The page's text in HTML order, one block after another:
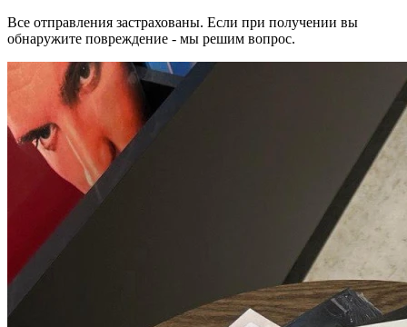
Все отправления застрахованы. Если при получении вы
обнаружите повреждение - мы решим вопрос.